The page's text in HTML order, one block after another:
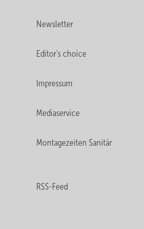
Newsletter
Editor's choice
Impressum
Mediaservice
Montagezeiten Sanitär
RSS-Feed